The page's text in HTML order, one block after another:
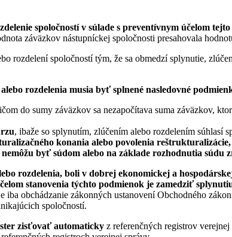
spoločností v súlade s preventívnym účelom tejto
záväzkov nástupníckej spoločnosti presahovala
spoločností tým, že sa obmedzí splynutie,
rozdelenia musia byť splnené nasledovné
do sumy záväzkov sa nezapočítava suma záväzkov,
, ibaže so splynutím, zlúčením alebo rozdelením súhlasí
konania alebo povolenia reštrukturalizácie,
byť súdom alebo na základe rozhodnutia súdu
rozdelenia, boli v dobrej ekonomickej a
stanovenia týchto podmienok je zamedziť
iba obchádzanie zákonných ustanovení Obchodného
spoločností.
zisťovať automaticky z referenčných registrov